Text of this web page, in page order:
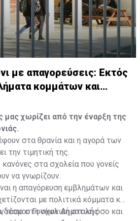
με απαγορεύσεις: Εκτός
κομμάτων και
μας χωρίζει από την έναρξη της
στα θρανία και η αγορά των
την τιμητική της.
στα σχολεία που γονείς
να γνωρίζουν.
η απαγόρευση εμβλημάτων και
με πολιτικά κόμματα και
τόσο στη σχολική στολή όσο και
Γονέων Δημοτικής